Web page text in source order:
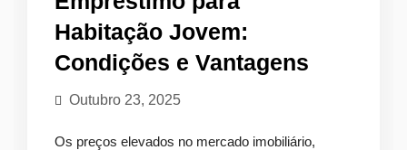
Habitação Jovem:
Condições e Vantagens
Outubro 23, 2025
Os preços elevados no mercado imobiliário,